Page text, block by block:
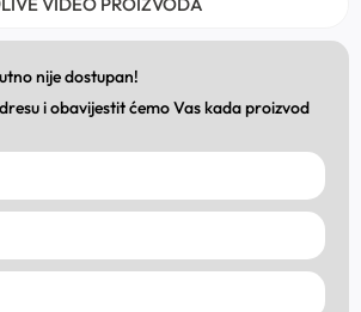
nije dostupan!
i obavijestit ćemo Vas kada proizvod